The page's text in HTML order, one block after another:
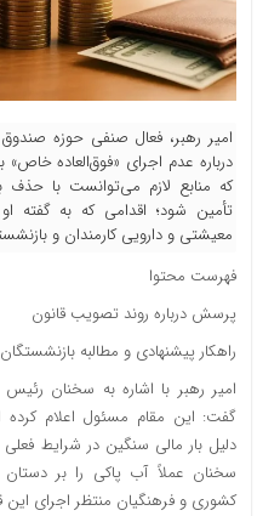
امیر رهبر، فعال صنفی حوزه
درباره عدم اجرای «فوق‌العاده خاص»
که منابع لازم می‌توانست با حذف
تأمین شود؛ اقدامی که به
معیشتی و دارویی کارمندان و
فهرست محتوا
پرسش درباره روند تصویب قانون
راهکار پیشنهادی و مطالبه بازنشستگان
امیر رهبر با اشاره به سخنان
گفت: این مقام مسئول اعلام
دلیل بار مالی سنگین در شرایط
سخنان عملاً آب پاکی را بر دستان
کشوری و فرهنگیان منتظر اجرای